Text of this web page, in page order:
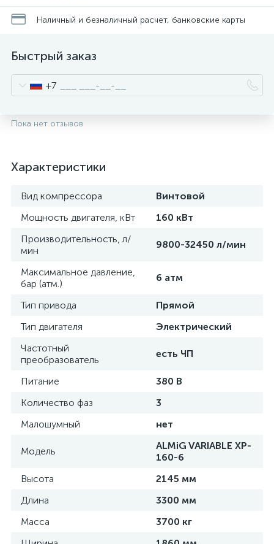
Наличный и безналичный расчет, банковские карты
Быстрый заказ
+7
Пока нет отзывов
Характеристики
Вид компрессора
Винтовой
Мощность двигателя, кВт
160 кВт
Производительность, л/
мин
9800-32450 л/мин
Максимальное давление,
бар (атм.)
6 атм
Тип привода
Прямой
Тип двигателя
Электрический
Частотный
преобразователь
есть ЧП
Питание
380 В
Количество фаз
3
Малошумный
нет
Модель
ALMiG VARIABLE XP-
160-6
Высота
2145 мм
Длина
3300 мм
Масса
3700 кг